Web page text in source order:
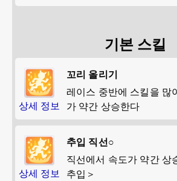
기본 스킬
상세 정보
꼬리 올리기
레이스 중반에 스킬을 많
가 약간 상승한다
상세 정보
추입 직선○
직선에서 속도가 약간 상
추입＞